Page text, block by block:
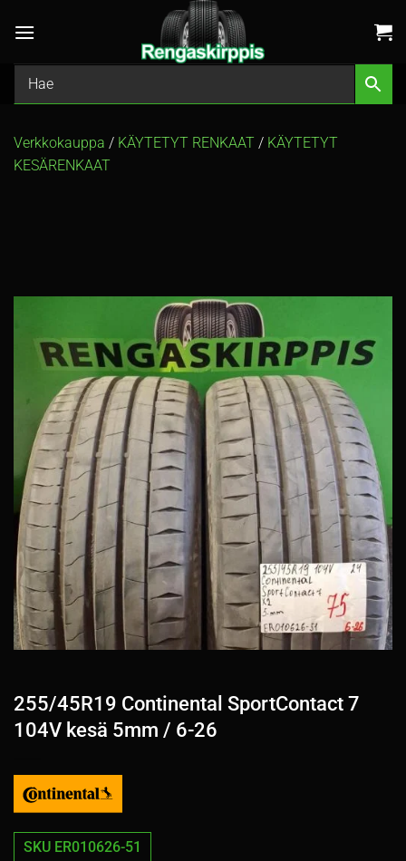
Verkkokauppa / KÄYTETYT RENKAAT / KÄYTETYT
KESÄRENKAAT
255/45R19 Continental SportContact 7
104V kesä 5mm / 6-26
SKU ER010626-51